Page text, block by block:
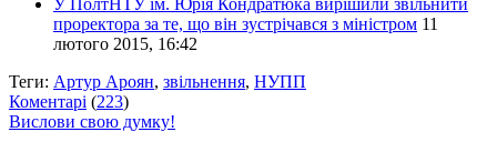
У ПолтНТУ ім. Юрія Кондратюка вирішили звільнити
проректора за те, що він зустрічався з міністром 11
лютого 2015, 16:42
Теги: Артур Ароян, звільнення, НУПП
Коментарі (223)
Вислови свою думку!